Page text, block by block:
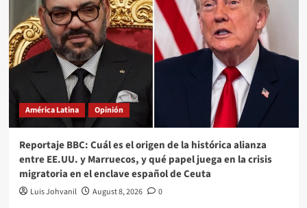
América Latina Opinión
Reportaje BBC: Cuál es el origen de la histórica alianza
entre EE.UU. y Marruecos, y qué papel juega en la crisis
migratoria en el enclave español de Ceuta
Luis Johvanil August 8, 2026 0